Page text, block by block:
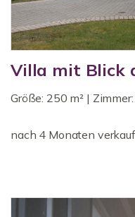
Villa mit Blick
Größe: 250 m² |
nach 4 Monaten